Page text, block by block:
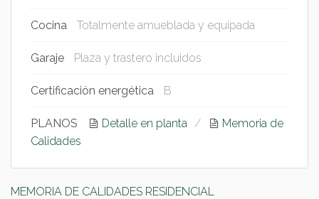
Cocina Totalmente amueblada y equipada
Garaje Plaza y trastero incluidos
Certificación energética B
PLANOS Detalle en planta
Memoria de
Calidades
MEMORIA DE CALIDADES RESIDENCIAL